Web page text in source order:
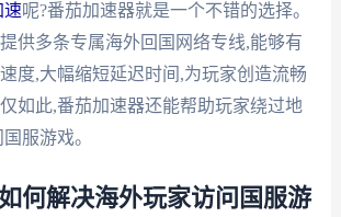
速呢?番茄加速器就是一个不错的选择。
供多条专属海外回国网络专线,能够有
度,大幅缩短延迟时间,为玩家创造流畅
如此,番茄加速器还能帮助玩家绕过地
服游戏。
何解决海外玩家访问国服游